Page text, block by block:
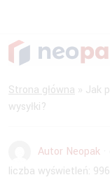
Strona główna » Jak
wysyłki?
Autor Neopak ·
liczba wyświetleń: 996